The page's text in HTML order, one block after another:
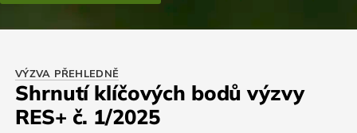
VÝZVA PŘEHLEDNĚ
Shrnutí klíčových bodů výzvy
RES+ č. 1/2025